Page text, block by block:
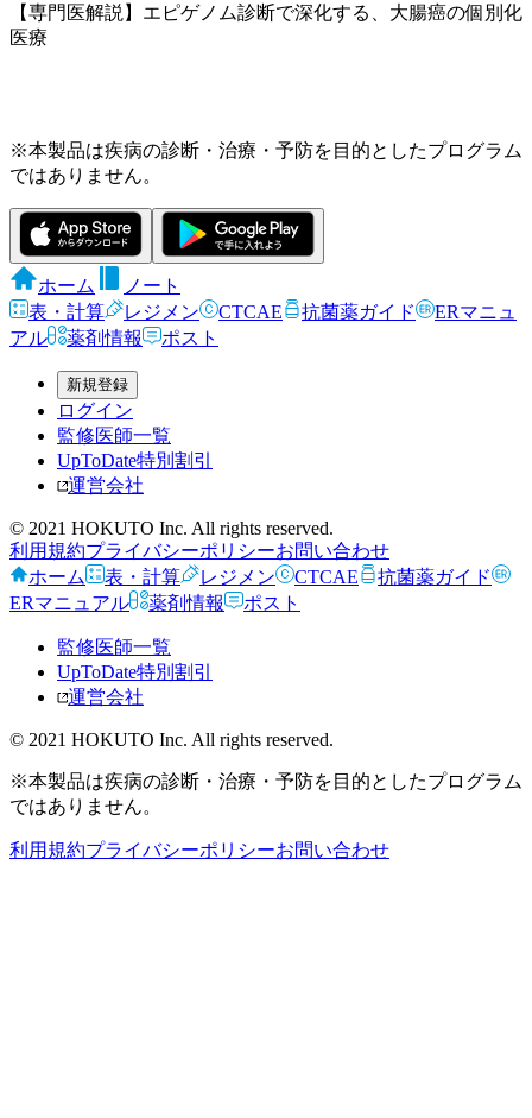
【専門医解説】エピゲノム診断で深化する、大腸癌の個別化
医療
※本製品は疾病の診断・治療・予防を目的としたプログラム
ではありません。
ホーム
ノート
表・計算
レジメン CTCAE 抗菌薬ガイド
ERマニュ
アル
薬剤情報 ポスト
新規登録
ログイン
監修医師一覧
UpToDate特別割引
運営会社
© 2021 HOKUTO Inc. All rights reserved.
利用規約プライバシーポリシーお問い合わせ
ホーム
表・計算 レジメン CTCAE
抗菌薬ガイド
ERマニュアル
薬剤情報 ポスト
監修医師一覧
UpToDate特別割引
運営会社
© 2021 HOKUTO Inc. All rights reserved.
※本製品は疾病の診断・治療・予防を目的としたプログラム
ではありません。
利用規約プライバシーポリシーお問い合わせ